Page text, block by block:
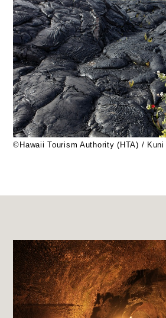
©Hawaii Tourism Authority (HTA) / Kuni